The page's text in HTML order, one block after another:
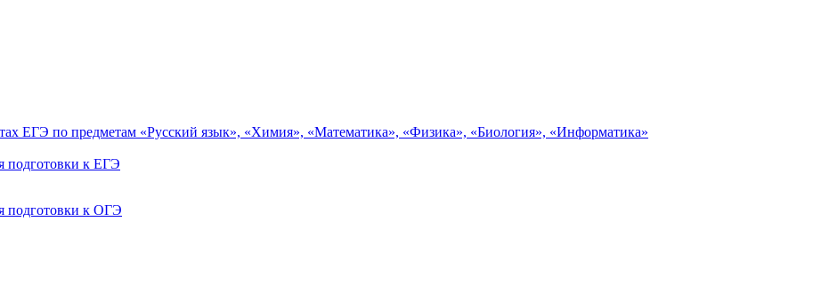
ЕГЭ по предметам «Русский язык», «Химия», «Математика», «Физика», «Биология», «Информатика»
подготовки к ЕГЭ
подготовки к ОГЭ